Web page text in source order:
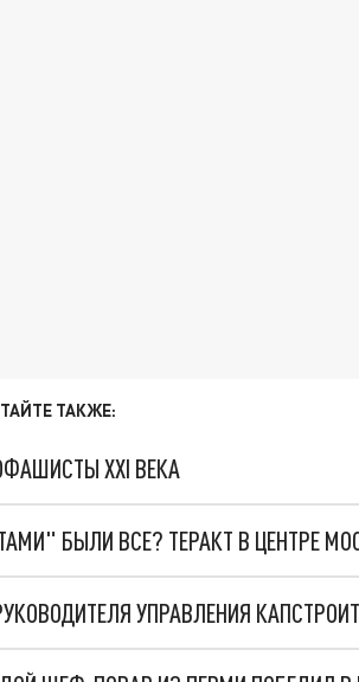
ТАКЖЕ:
XXI ВЕКА
БЫЛИ ВСЕ? ТЕРАКТ В ЦЕНТРЕ